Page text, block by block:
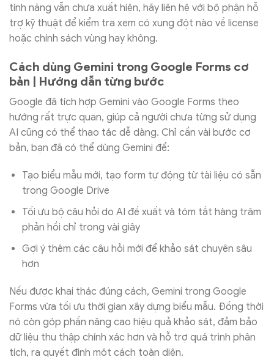
tính năng vẫn chưa xuất hiện, hãy liên hệ với bộ phận hỗ
trợ kỹ thuật để kiểm tra xem có xung đột nào về license
hoặc chính sách vùng hay không.
Cách dùng Gemini trong Google Forms cơ
bản | Hướng dẫn từng bước
Google đã tích hợp Gemini vào Google Forms theo
hướng rất trực quan, giúp cả người chưa từng sử dụng
AI cũng có thể thao tác dễ dàng. Chỉ cần vài bước cơ
bản, bạn đã có thể dùng Gemini để:
Tạo biểu mẫu mới, tạo form tự động từ tài liệu có sẵn
trong Google Drive
Tối ưu bộ câu hỏi do AI đề xuất và tóm tắt hàng trăm
phản hồi chỉ trong vài giây
Gợi ý thêm các câu hỏi mới để khảo sát chuyên sâu
hơn
Nếu được khai thác đúng cách, Gemini trong Google
Forms vừa tối ưu thời gian xây dựng biểu mẫu. Đồng thời
nó còn góp phần nâng cao hiệu quả khảo sát, đảm bảo
dữ liệu thu thập chính xác hơn và hỗ trợ quá trình phân
tích, ra quyết định một cách toàn diện.